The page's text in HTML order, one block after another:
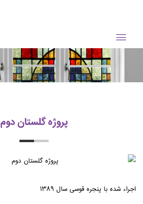
پروژه گلستان دوم
اجراء شده با پنجره قوسی سال ۱۳۸۹